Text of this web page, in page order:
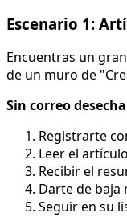
Escenario 1:
Encuentras un
de un muro de
Sin correo
Registrarte
Leer el artículo
Recibir el
Darte de baja
Seguir en su